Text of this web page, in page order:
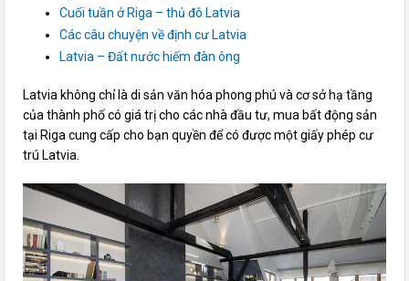
Cuối tuần ở Riga – thủ đô Latvia
Các câu chuyện về định cư Latvia
Latvia – Đất nước hiếm đàn ông
Latvia không chỉ là di sản văn hóa phong phú và cơ sở hạ tầng
của thành phố có giá trị cho các nhà đầu tư, mua bất động sản
tại Riga cung cấp cho bạn quyền để có được một giấy phép cư
trú Latvia.